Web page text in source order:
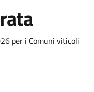
per i Comuni viticoli